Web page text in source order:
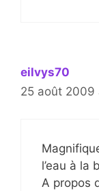
eilvys70
25 août 2009
l’eau à la
A propos